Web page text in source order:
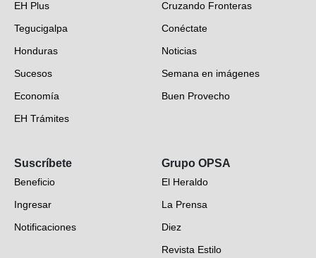
EH Plus
Tegucigalpa
Honduras
Sucesos
Economía
EH Trámites
EH Verifica
Fotogalerías
Deportes
Videos
Cruzando Fronteras
Conéctate
Noticias
Semana en imágenes
Buen Provecho
Suscríbete
Beneficio
Ingresar
Notificaciones
Grupo OPSA
El Heraldo
La Prensa
Diez
Revista Estilo